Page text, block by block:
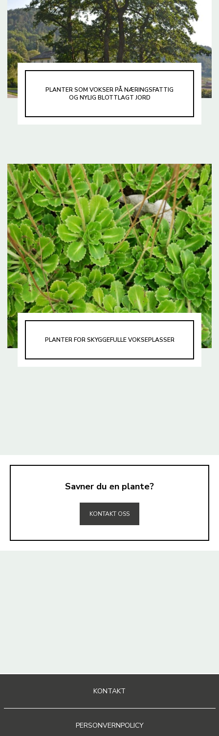
PLANTER SOM VOKSER PÅ NÆRINGSFATTIG
OG NYLIG BLOTTLAGT JORD
PLANTER FOR SKYGGEFULLE VOKSEPLASSER
Savner du en plante?
KONTAKT OSS
KONTAKT
PERSONVERNPOLICY